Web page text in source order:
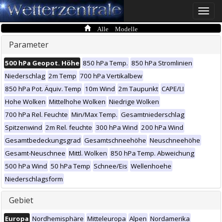
Toggle
Alle Modelle
Parameter
500 hPa Geopot. Höhe 850 hPa Temp. 850 hPa Stromlinien
Niederschlag 2m Temp 700 hPa Vertikalbew
850 hPa Pot. Äquiv. Temp 10m Wind 2m Taupunkt CAPE/LI
Hohe Wolken Mittelhohe Wolken Niedrige Wolken
700 hPa Rel. Feuchte Min/Max Temp. Gesamtniederschlag
Spitzenwind 2m Rel. feuchte 300 hPa Wind 200 hPa Wind
Gesamtbedeckungsgrad Gesamtschneehöhe Neuschneehöhe
Gesamt-Neuschnee Mittl. Wolken 850 hPa Temp. Abweichung
500 hPa Wind 50 hPa Temp Schnee/Eis Wellenhoehe
Niederschlagsform
Gebiet
Europa Nordhemisphäre Mitteleuropa Alpen Nordamerika